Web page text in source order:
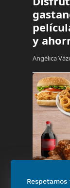
y
Angélica